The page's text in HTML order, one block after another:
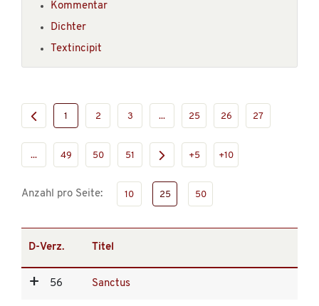
Kommentar
Dichter
Textincipit
1 2 3 ... 25 26 27
... 49 50 51 +5 +10
Anzahl pro Seite: 10 25 50
D-Verz. Titel
56 Sanctus